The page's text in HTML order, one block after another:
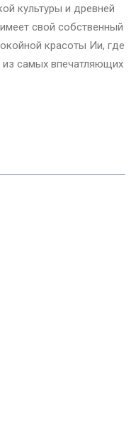
культуры и древней
свой собственный
красоты Ии, где
из самых впечатляющих